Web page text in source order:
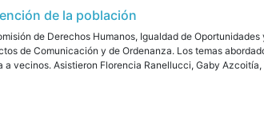
de la población
de Derechos Humanos, Igualdad de
de Comunicación y de Ordenanza. Los temas
vecinos. Asistieron Florencia Ranellucci, Gaby